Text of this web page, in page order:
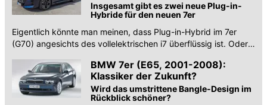
Insgesamt gibt es zwei neue Plug-in-
Hybride für den neuen 7er
Eigentlich könnte man meinen, dass Plug-in-Hybrid im 7er
(G70) angesichts des vollelektrischen i7 überflüssig ist. Oder
BMW 7er (E65, 2001-2008):
Klassiker der Zukunft?
Wird das umstrittene Bangle-Design im
Rückblick schöner?